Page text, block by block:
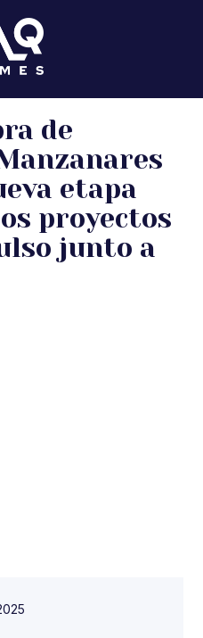
de
etapa
proyectos
junto a